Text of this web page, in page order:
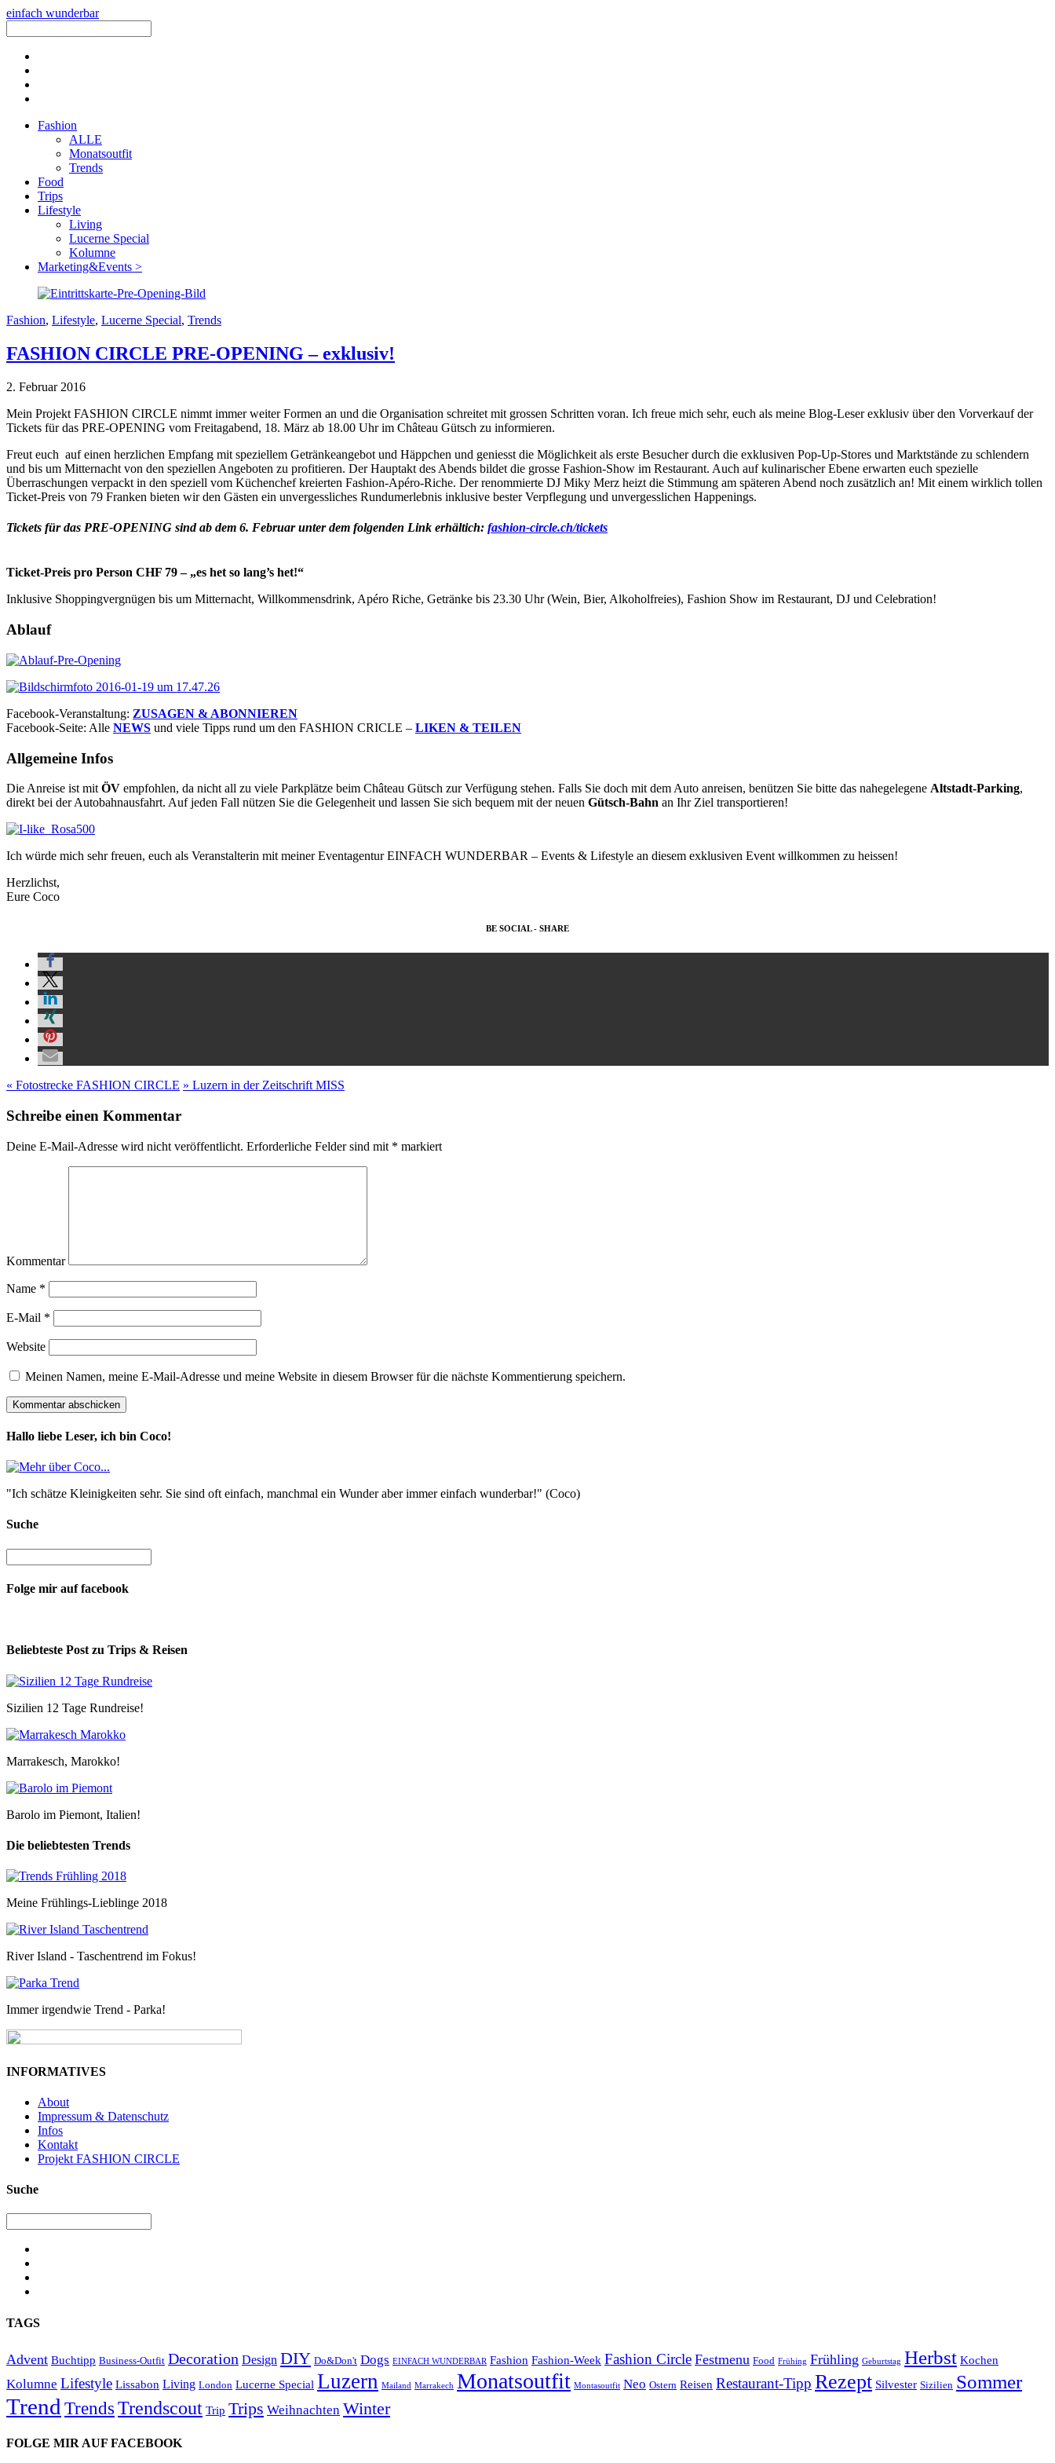
einfach wunderbar
Fashion
ALLE
Monatsoutfit
Trends
Food
Trips
Lifestyle
Living
Lucerne Special
Kolumne
Marketing&Events >
Fashion, Lifestyle, Lucerne Special, Trends
FASHION CIRCLE PRE-OPENING – exklusiv!
2. Februar 2016
Mein Projekt FASHION CIRCLE nimmt immer weiter Formen an und die Organisation schreitet mit grossen Schritten voran. Ich freue mich sehr, euch als meine Blog-Leser exklusiv über den Vorverkauf der
Tickets für das PRE-OPENING vom Freitagabend, 18. März ab 18.00 Uhr im Château Gütsch zu informieren.
Freut euch auf einen herzlichen Empfang mit speziellem Getränkeangebot und Häppchen und geniesst die Möglichkeit als erste Besucher durch die exklusiven Pop-Up-Stores und Marktstände zu schlendern
und bis um Mitternacht von den speziellen Angeboten zu profitieren. Der Hauptakt des Abends bildet die grosse Fashion-Show im Restaurant. Auch auf kulinarischer Ebene erwarten euch spezielle
Überraschungen verpackt in den speziell vom Küchenchef kreierten Fashion-Apéro-Riche. Der renommierte DJ Miky Merz heizt die Stimmung am späteren Abend noch zusätzlich an! Mit einem wirklich tollen
Ticket-Preis von 79 Franken bieten wir den Gästen ein unvergessliches Rundumerlebnis inklusive bester Verpflegung und unvergesslichen Happenings.
Tickets für das PRE-OPENING sind ab dem 6. Februar unter dem folgenden Link erhältich: fashion-circle.ch/tickets
Ticket-Preis pro Person CHF 79 – „es het so lang’s het!“
Inklusive Shoppingvergnügen bis um Mitternacht, Willkommensdrink, Apéro Riche, Getränke bis 23.30 Uhr (Wein, Bier, Alkoholfreies), Fashion Show im Restaurant, DJ und Celebration!
Ablauf
Facebook-Veranstaltung: ZUSAGEN & ABONNIEREN
Facebook-Seite: Alle NEWS und viele Tipps rund um den FASHION CRICLE – LIKEN & TEILEN
Allgemeine Infos
Die Anreise ist mit ÖV empfohlen, da nicht all zu viele Parkplätze beim Château Gütsch zur Verfügung stehen. Falls Sie doch mit dem Auto anreisen, benützen Sie bitte das nahegelegene Altstadt-Parking,
direkt bei der Autobahnausfahrt. Auf jeden Fall nützen Sie die Gelegenheit und lassen Sie sich bequem mit der neuen Gütsch-Bahn an Ihr Ziel transportieren!
Ich würde mich sehr freuen, euch als Veranstalterin mit meiner Eventagentur EINFACH WUNDERBAR – Events & Lifestyle an diesem exklusiven Event willkommen zu heissen!
Herzlichst,
Eure Coco
BE SOCIAL - SHARE
« Fotostrecke FASHION CIRCLE » Luzern in der Zeitschrift MISS
Schreibe einen Kommentar
Deine E-Mail-Adresse wird nicht veröffentlicht. Erforderliche Felder sind mit * markiert
Kommentar
Name *
E-Mail *
Website
Meinen Namen, meine E-Mail-Adresse und meine Website in diesem Browser für die nächste Kommentierung speichern.
Hallo liebe Leser, ich bin Coco!
"Ich schätze Kleinigkeiten sehr. Sie sind oft einfach, manchmal ein Wunder aber immer einfach wunderbar!" (Coco)
Suche
Folge mir auf facebook
Beliebteste Post zu Trips & Reisen
Sizilien 12 Tage Rundreise!
Marrakesch, Marokko!
Barolo im Piemont, Italien!
Die beliebtesten Trends
Meine Frühlings-Lieblinge 2018
River Island - Taschentrend im Fokus!
Immer irgendwie Trend - Parka!
INFORMATIVES
About
Impressum & Datenschutz
Infos
Kontakt
Projekt FASHION CIRCLE
Suche
TAGS
Advent Buchtipp Business-Outfit Decoration Design DIY Do&Don't Dogs EINFACH WUNDERBAR Fashion Fashion-Week Fashion Circle Festmenu Food Frühing Frühling Geburtstag Herbst Kochen
Kolumne Lifestyle Lissabon Living London Lucerne Special Luzern Mailand Marrakech Monatsoutfit Montasoutfit Neo Ostern Reisen Restaurant-Tipp Rezept Silvester Sizilien Sommer
Trend TrendsTrendscout Trip Trips Weihnachten Winter
FOLGE MIR AUF FACEBOOK